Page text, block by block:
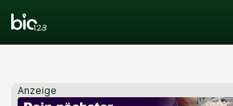
Anzeige